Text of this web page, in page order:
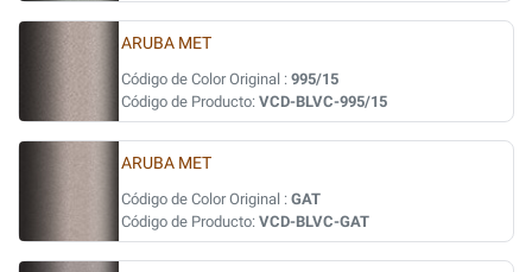
ARUBA MET
Código de Color Original : 995/15
Código de Producto: VCD-BLVC-995/15
ARUBA MET
Código de Color Original : GAT
Código de Producto: VCD-BLVC-GAT